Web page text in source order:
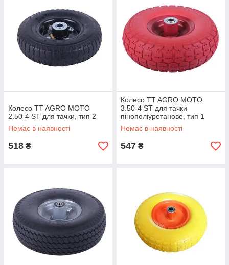
Колесо TT AGRO MOTO
2.50-4 ST для тачки, тип 2
Немає в наявності
518 ₴
Колесо TT AGRO MOTO
3.50-4 ST для тачки
пінополіуретанове, тип 1
Немає в наявності
547 ₴